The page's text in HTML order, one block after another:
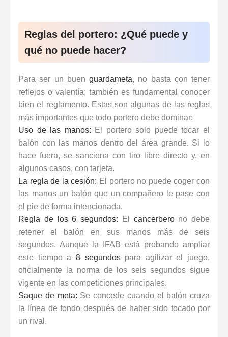
Reglas del portero: ¿Qué puede y
qué no puede hacer?
Para ser un buen guardameta, no basta con tener
reflejos o valentía; también es fundamental conocer
bien el reglamento. Estas son algunas de las reglas
más importantes que todo portero debe dominar:
Uso de las manos: El portero solo puede tocar el
balón con las manos dentro del área grande. Si lo
hace fuera, se sanciona con tiro libre directo y, en
algunos casos, con tarjeta.
La regla de la cesión: El portero no puede coger con
las manos un balón que un compañero le pase con
el pie de forma intencionada.
Regla de los 6 segundos: El cancerberono debe
retener el balón en sus manos más de seis
segundos. Aunque la
IFAB está probando ampliar
este tiempo a 8 segundospara agilizar el juego,
oficialmente la norma de los seis segundos sigue
vigente en las competiciones principales.
Saque de meta: Se concede cuando el balón cruza
la línea de fondo después de haber sido tocado por
un rival.